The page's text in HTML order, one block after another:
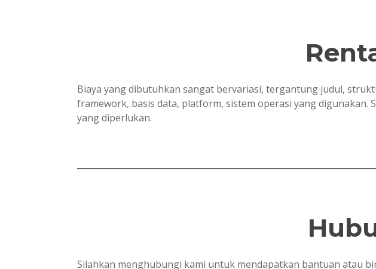
Biaya yang dibutuhkan sangat bervariasi, tergantung judul,
framework, basis data, platform, sistem operasi yang
yang diperlukan.
Silahkan menghubungi kami untuk mendapatkan bantuan atau